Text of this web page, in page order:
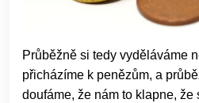
Průběžně si tedy vyděláváme
přicházíme k penězům, a
doufáme, že nám to klapne,